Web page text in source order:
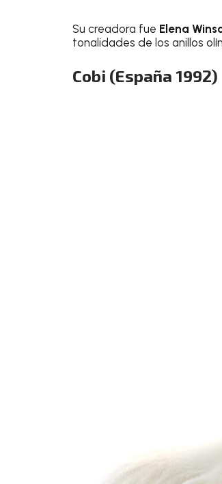
Su creadora fue Elena
tonalidades de los anillos
Cobi (España 1992)